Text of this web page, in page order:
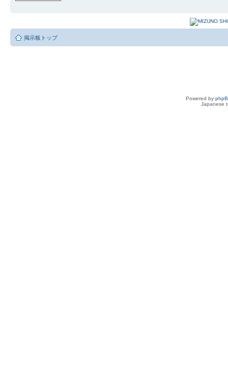
掲示板トップ
Powered by
Japanese